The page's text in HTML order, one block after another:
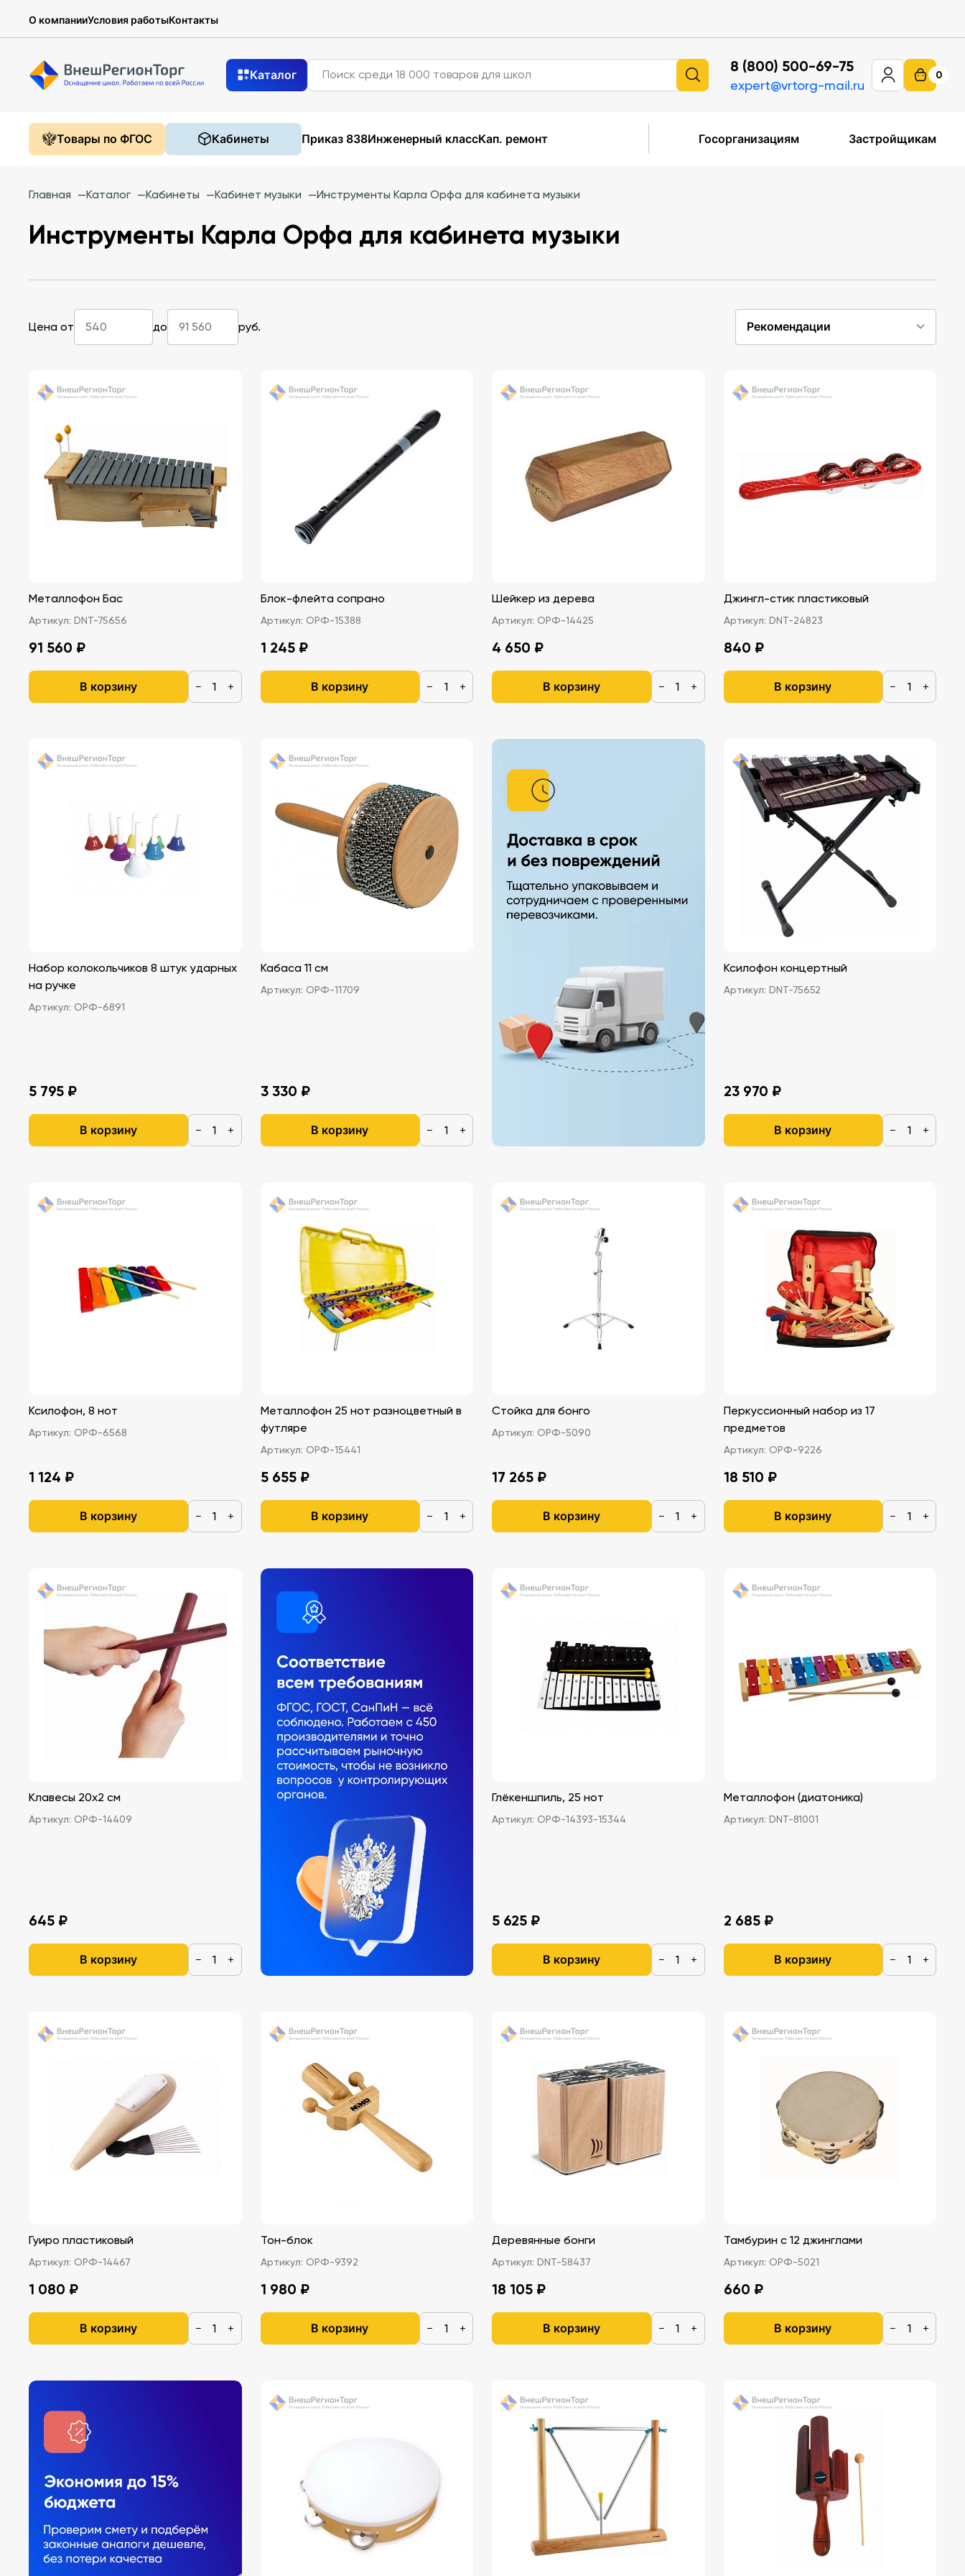
О компанииУсловия работыКонтакты
Каталог 8 (800) 500-69-75
expert@vrtorg-mail.ru
0
Товары по ФГОС Кабинеты Приказ 838Инженерный классКап. ремонт Госорганизациям Застройщикам
Главная —Каталог —Кабинеты —Кабинет музыки —Инструменты Карла Орфа для кабинета музыки
Инструменты Карла Орфа для кабинета музыки
Цена от до руб. Рекомендации
Металлофон Бас
Артикул: DNT-75656
91 560 ₽
В корзину − +
Блок-флейта сопрано
Артикул: ОРФ-15388
1 245 ₽
В корзину − +
Шейкер из дерева
Артикул: ОРФ-14425
4 650 ₽
В корзину − +
Джингл-стик пластиковый
Артикул: DNT-24823
840 ₽
В корзину − +
Набор колокольчиков 8 штук ударных
на ручке
Артикул: ОРФ-6891
5 795 ₽
В корзину − +
Кабаса 11 см
Артикул: ОРФ-11709
3 330 ₽
В корзину − +
Ксилофон концертный
Артикул: DNT-75652
23 970 ₽
В корзину − +
Ксилофон, 8 нот
Артикул: ОРФ-6568
1 124 ₽
В корзину − +
Металлофон 25 нот разноцветный в
футляре
Артикул: ОРФ-15441
5 655 ₽
В корзину − +
Стойка для бонго
Артикул: ОРФ-5090
17 265 ₽
В корзину − +
Перкуссионный набор из 17
предметов
Артикул: ОРФ-9226
18 510 ₽
В корзину − +
Клавесы 20х2 см
Артикул: ОРФ-14409
645 ₽
В корзину − +
Глёкеншпиль, 25 нот
Артикул: ОРФ-14393-15344
5 625 ₽
В корзину − +
Металлофон (диатоника)
Артикул: DNT-81001
2 685 ₽
В корзину − +
Гуиро пластиковый
Артикул: ОРФ-14467
1 080 ₽
В корзину − +
Тон-блок
Артикул: ОРФ-9392
1 980 ₽
В корзину − +
Деревянные бонги
Артикул: DNT-58437
18 105 ₽
В корзину − +
Тамбурин с 12 джинглами
Артикул: ОРФ-5021
660 ₽
В корзину − +